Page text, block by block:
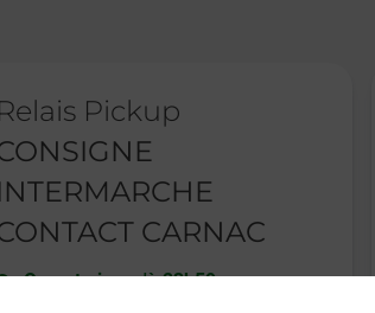
Relais Pickup
INTERMARCHE
CARNAC
Ouvert-jusqu'à 23h59